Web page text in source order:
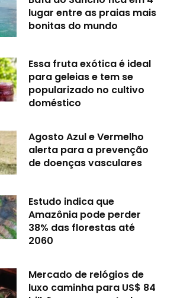
lugar entre as praias mais
bonitas do mundo
Essa fruta exótica é ideal
para geleias e tem se
popularizado no cultivo
doméstico
Agosto Azul e Vermelho
alerta para a prevenção
de doenças vasculares
Estudo indica que
Amazônia pode perder
38% das florestas até
2060
Mercado de relógios de
luxo caminha para US$ 84